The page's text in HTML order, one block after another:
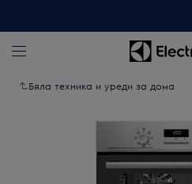
Бяла техника и уреди за дома